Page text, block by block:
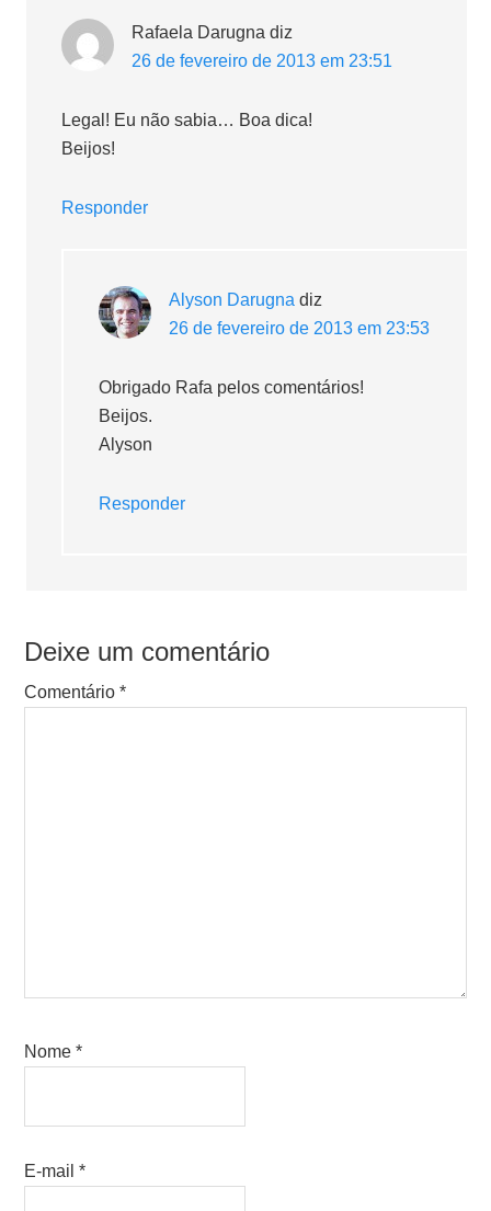
Rafaela Darugna diz
26 de fevereiro de 2013 em 23:51
Legal! Eu não sabia… Boa dica!
Beijos!
Responder
Alyson Darugna diz
26 de fevereiro de 2013 em 23:53
Obrigado Rafa pelos comentários!
Beijos.
Alyson
Responder
Deixe um comentário
Comentário*
Nome*
E-mail*